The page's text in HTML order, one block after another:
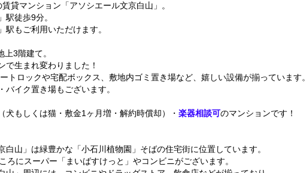
貸マンション「アソシエール文京白山」。
駅徒歩9分。
駅もご利用いただけます。
3階建て。
で生まれ変わりました！
トロックや宅配ボックス、敷地内ゴミ置き場など、嬉しい設備が揃っています。
バイク置き場もございます。
（犬もしくは猫・敷金1ヶ月増・解約時償却）・ 楽器相談可のマンションです！
白山」は緑豊かな「小石川植物園」そばの住宅街に位置しています。
ろにスーパー「まいばすけっと」やコンビニがございます。